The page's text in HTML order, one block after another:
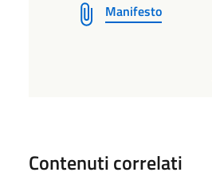
Manifesto
Contenuti correlati